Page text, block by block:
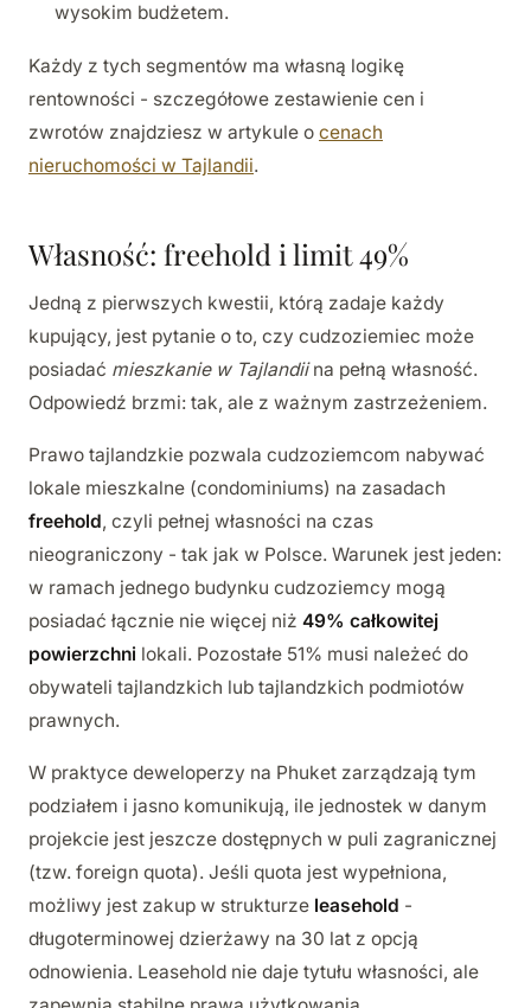
wysokim budżetem.
Każdy z tych segmentów ma własną logikę
rentowności - szczegółowe zestawienie cen i
zwrotów znajdziesz w artykule o cenach
nieruchomości w Tajlandii.
Własność: freehold i limit 49%
Jedną z pierwszych kwestii, którą zadaje każdy
kupujący, jest pytanie o to, czy cudzoziemiec może
posiadać mieszkanie w Tajlandiina pełną własność.
Odpowiedź brzmi: tak, ale z ważnym zastrzeżeniem.
Prawo tajlandzkie pozwala cudzoziemcom nabywać
lokale mieszkalne (condominiums) na zasadach
freehold, czyli pełnej własności na czas
nieograniczony - tak jak w Polsce. Warunek jest jeden:
w ramach jednego budynku cudzoziemcy mogą
posiadać łącznie nie więcej niż 49% całkowitej
powierzchni lokali. Pozostałe 51% musi należeć do
obywateli tajlandzkich lub tajlandzkich podmiotów
prawnych.
W praktyce deweloperzy na Phuket zarządzają tym
podziałem i jasno komunikują, ile jednostek w danym
projekcie jest jeszcze dostępnych w puli zagranicznej
(tzw. foreign quota). Jeśli quota jest wypełniona,
możliwy jest zakup w strukturze leasehold -
długoterminowej dzierżawy na 30 lat z opcją
odnowienia. Leasehold nie daje tytułu własności, ale